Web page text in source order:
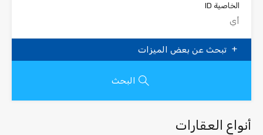
الخاصية ID
تبحث عن بعض الميزات
البحث
أنواع العقارات